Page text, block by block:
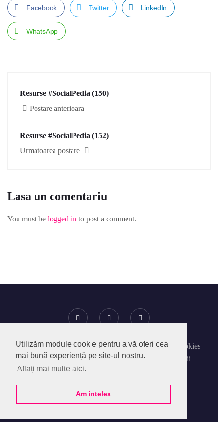
Utilizăm module cookie pentru a vă oferi cea
mai bună experiență pe site-ul nostru.
Aflați mai multe aici.
Am inteles
Facebook Twitter LinkedIn
WhatsApp
Resurse #SocialPedia (150)
Postare anterioara
Resurse #SocialPedia (152)
Urmatoarea postare
Lasa un comentariu
You must be logged in to post a comment.
Despre SocialPedia
Politica privind Fisierele Cookies
Politica de confidentialitate
Termeni si Conditii
@2020 - SocialPedia Online SRL.